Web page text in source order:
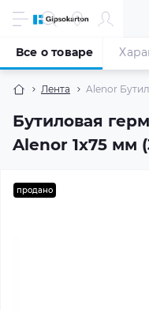
Лента Alenor
Бутиловая
Alenor 1x75 мм
Все о товаре
продано